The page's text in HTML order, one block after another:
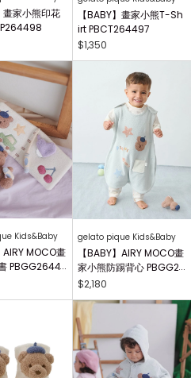
畫家小熊印花
【BABY】畫家小熊T-Sh
irt PBCT264497
$1,350
Kids&Baby
AIRY MOCO畫
PBGG26441
gelato pique Kids&Baby
【BABY】AIRY MOCO畫
家小熊防踢背心 PBGG2
64465
$2,180